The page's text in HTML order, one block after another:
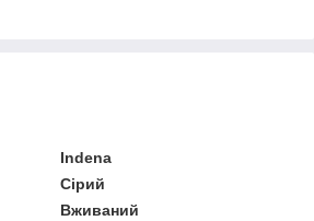
Indena
Сірий
Вживаний